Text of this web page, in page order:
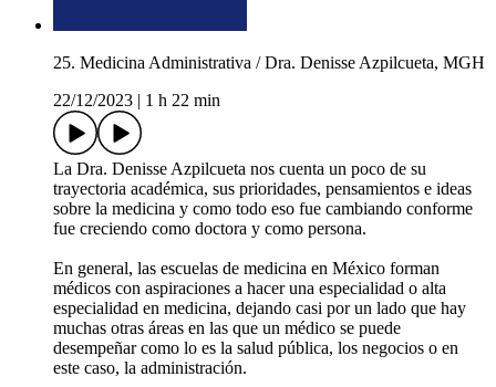
25. Medicina Administrativa / Dra. Denisse Azpilcueta, MGH
22/12/2023
1 h 22 min
La Dra. Denisse Azpilcueta nos cuenta un poco de su
trayectoria académica, sus prioridades, pensamientos e ideas
sobre la medicina y como todo eso fue cambiando conforme
fue creciendo como doctora y como persona.
En general, las escuelas de medicina en México forman
médicos con aspiraciones a hacer una especialidad o alta
especialidad en medicina, dejando casi por un lado que hay
muchas otras áreas en las que un médico se puede
desempeñar como lo es la salud pública, los negocios o en
este caso, la administración.